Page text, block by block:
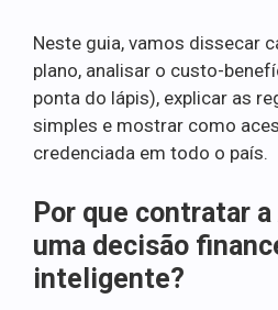
Neste guia, vamos dissecar
plano, analisar o custo-
ponta do lápis), explicar as
simples e mostrar como
credenciada em todo o país.
Por que contratar
uma decisão
inteligente?